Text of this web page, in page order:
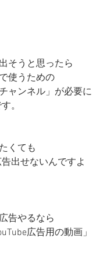
そうと思ったら
使うための
ャンネル」が必要に
。
くても
出せないんですよ
告やるなら
広告用の動画」